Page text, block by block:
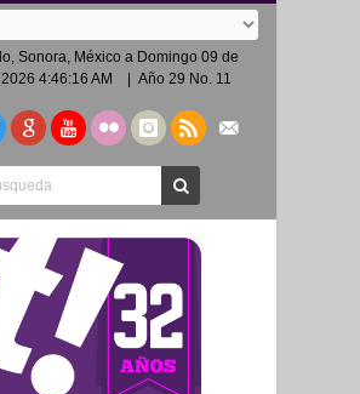
Sonora, México a Domingo 09 de
4:46:16 AM
| Año 29 No. 11